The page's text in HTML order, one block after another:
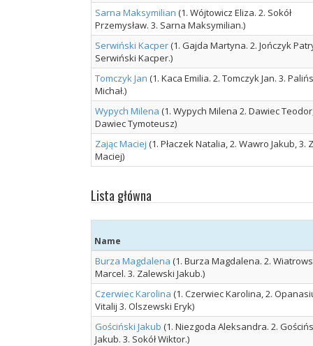
Sarna Maksymilian (1. Wójtowicz Eliza. 2. Sokół
Przemysław. 3. Sarna Maksymilian.)
Serwiński Kacper(1. Gajda Martyna. 2. Jończyk
Serwiński Kacper.)
Tomczyk Jan (1. Kaca Emilia. 2. Tomczyk Jan. 3.
Michał.)
Wypych Milena (1. Wypych Milena 2. Dawiec
Dawiec Tymoteusz)
Zając Maciej (1. Płaczek Natalia, 2. Wawro Jakub, 3.
Maciej)
Lista główna
Name
Burza Magdalena (1. Burza Magdalena. 2.
Marcel. 3. Zalewski Jakub.)
Czerwiec Karolina (1. Czerwiec Karolina, 2.
Vitalij 3. Olszewski Eryk)
Gościński Jakub (1. Niezgoda Aleksandra. 2.
Jakub. 3. Sokół Wiktor.)